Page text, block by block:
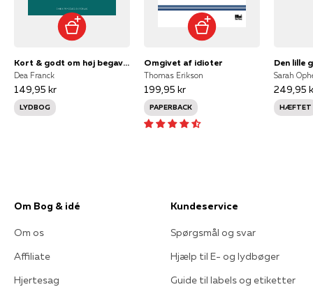
Kort & godt om høj begavelse
Dea Franck
149,95 kr
LYDBOG
Omgivet af idioter
Thomas Erikson
199,95 kr
PAPERBACK
Sarah
249,95
HÆFTET
Om Bog & idé
Om os
Affiliate
Hjertesag
Kundeservice
Spørgsmål og svar
Hjælp til E- og lydbøger
Guide til labels og etiketter